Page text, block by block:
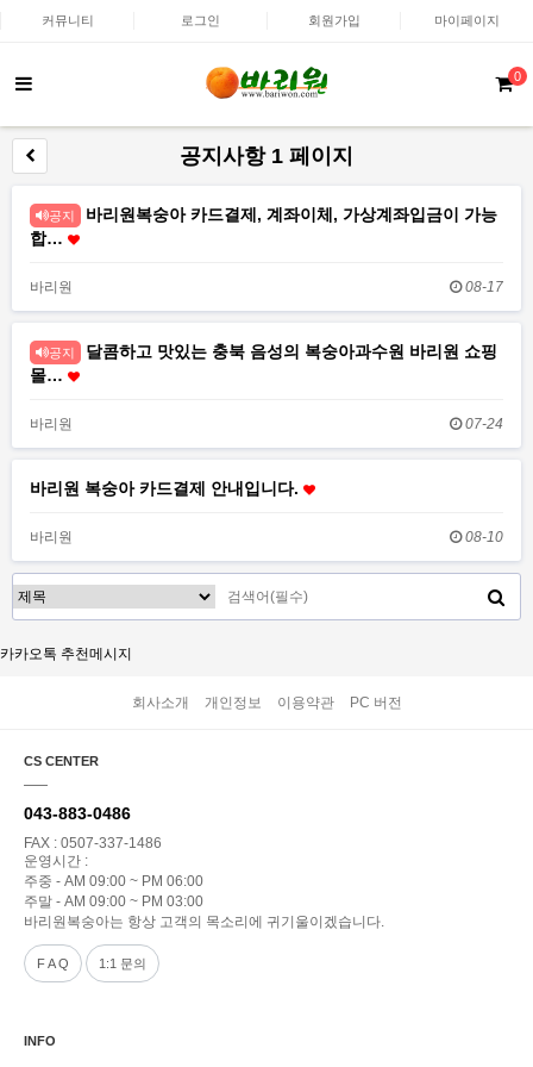
커뮤니티 로그인 회원가입 마이페이지
0
공지사항 1 페이지
공지
바리원복숭아 카드결제, 계좌이체, 가상계좌입금이 가능
합…
바리원 08-17
공지
달콤하고 맛있는 충북 음성의 복숭아과수원 바리원 쇼핑
몰…
바리원 07-24
바리원 복숭아 카드결제 안내입니다.
바리원 08-10
카카오톡 추천메시지
회사소개 개인정보 이용약관 PC 버전
CS CENTER
043-883-0486
FAX : 0507-337-1486
운영시간 :
주중 - AM 09:00 ~ PM 06:00
주말 - AM 09:00 ~ PM 03:00
바리원복숭아는 항상 고객의 목소리에 귀기울이겠습니다.
F A Q 1:1 문의
INFO